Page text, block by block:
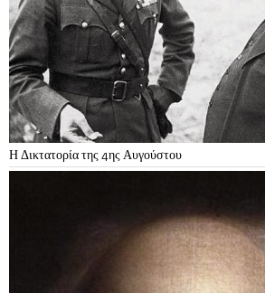
Η Δικτατορία της 4ης Αυγούστου